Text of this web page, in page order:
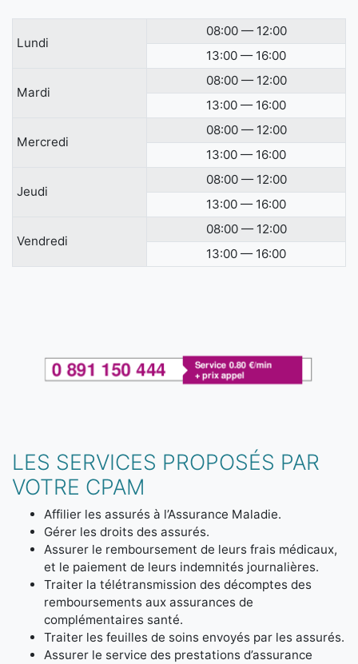
Lundi
08:00 — 12:00
13:00 — 16:00
Mardi
08:00 — 12:00
13:00 — 16:00
Mercredi
08:00 — 12:00
13:00 — 16:00
Jeudi
08:00 — 12:00
13:00 — 16:00
Vendredi
08:00 — 12:00
13:00 — 16:00
LES SERVICES PROPOSÉS PAR
VOTRE CPAM
Affilier les assurés à l’Assurance Maladie.
Gérer les droits des assurés.
Assurer le remboursement de leurs frais médicaux,
et le paiement de leurs indemnités journalières.
Traiter la télétransmission des décomptes des
remboursements aux assurances de
complémentaires santé.
Traiter les feuilles de soins envoyés par les assurés.
Assurer le service des prestations d’assurance